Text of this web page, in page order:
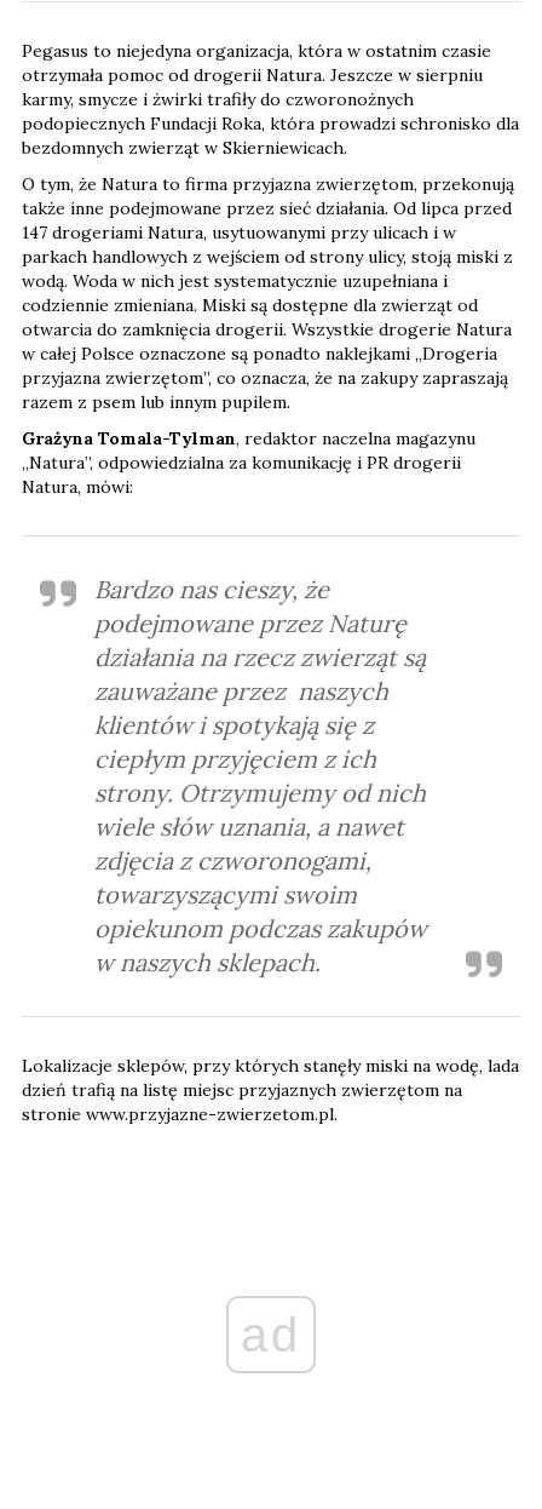
Pegasus to niejedyna organizacja, która w ostatnim czasie
otrzymała pomoc od drogerii Natura. Jeszcze w sierpniu
karmy, smycze i żwirki trafiły do czworonożnych
podopiecznych Fundacji Roka, która prowadzi schronisko dla
bezdomnych zwierząt w Skierniewicach.
O tym, że Natura to firma przyjazna zwierzętom, przekonują
także inne podejmowane przez sieć działania. Od lipca przed
147 drogeriami Natura, usytuowanymi przy ulicach i w
parkach handlowych z wejściem od strony ulicy, stoją miski z
wodą. Woda w nich jest systematycznie uzupełniana i
codziennie zmieniana. Miski są dostępne dla zwierząt od
otwarcia do zamknięcia drogerii. Wszystkie drogerie Natura
w całej Polsce oznaczone są ponadto naklejkami „Drogeria
przyjazna zwierzętom”, co oznacza, że na zakupy zapraszają
razem z psem lub innym pupilem.
Grażyna Tomala-Tylman, redaktor naczelna magazynu
„Natura”, odpowiedzialna za komunikację i PR drogerii
Natura, mówi:
Bardzo nas cieszy, że
podejmowane przez Naturę
działania na rzecz zwierząt są
zauważane przez naszych
klientów i spotykają się z
ciepłym przyjęciem z ich
strony. Otrzymujemy od nich
wiele słów uznania, a nawet
zdjęcia z czworonogami,
towarzyszącymi swoim
opiekunom podczas zakupów
w naszych sklepach.
Lokalizacje sklepów, przy których stanęły miski na wodę, lada
dzień trafią na listę miejsc przyjaznych zwierzętom na
stronie www.przyjazne-zwierzetom.pl.
ad